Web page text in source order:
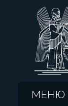
МЕНЮ